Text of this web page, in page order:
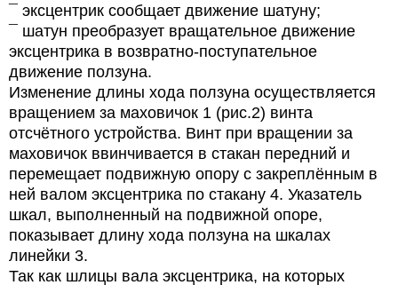
¯ эксцентрик сообщает движение шатуну;
¯ шатун преобразует вращательное движение
эксцентрика в возвратно-поступательное
движение ползуна.
Изменение длины хода ползуна осуществляется
вращением за маховичок 1 (рис.2) винта
отсчётного устройства. Винт при вращении за
маховичок ввинчивается в стакан передний и
перемещает подвижную опору с закреплённым в
ней валом эксцентрика по стакану 4. Указатель
шкал, выполненный на подвижной опоре,
показывает длину хода ползуна на шкалах
линейки 3.
Так как шлицы вала эксцентрика, на которых